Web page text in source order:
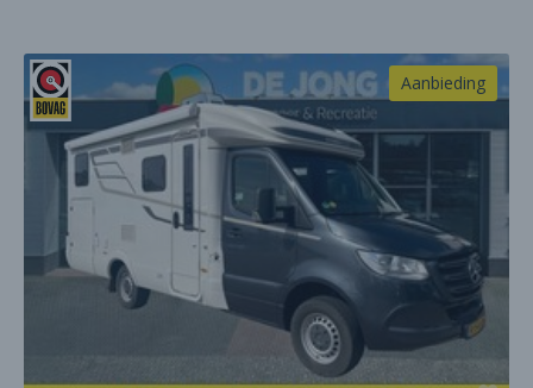
Aanbieding